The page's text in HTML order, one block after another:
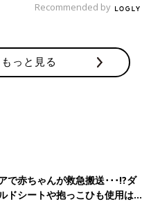
Recommended by
っと見る
で赤ちゃんが救急搬送･･･!?ダ
ドシートや抱っこひも使用は危